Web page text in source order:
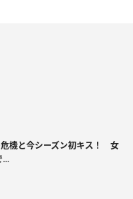
危機と今シーズン初キス！ 女
...